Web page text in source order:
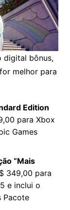
digital bônus,
melhor para
Edition
para Xbox
Games
“Mais
349,00 para
e inclui o
Pacote